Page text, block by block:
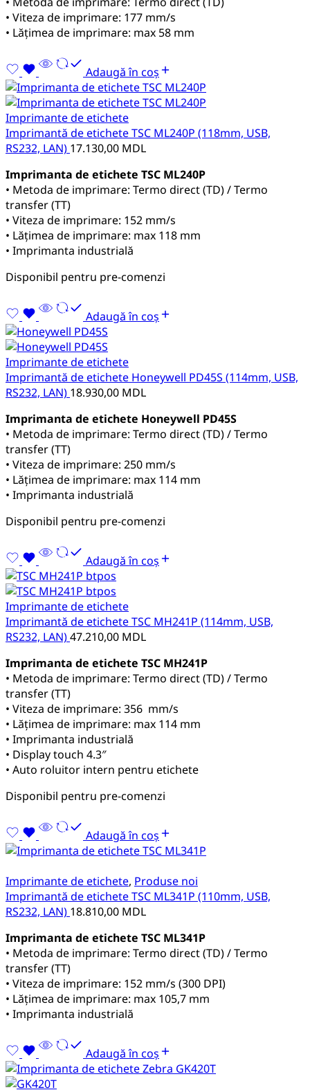
• Viteza de imprimare: 177 mm/s
• Lățimea de imprimare: max 58 mm
Adaugă în coș
Imprimante de etichete
Imprimantă de etichete TSC ML240P (118mm, USB,
RS232, LAN) 17.130,00 MDL
Imprimanta de etichete TSC ML240P
• Metoda de imprimare: Termo direct (TD) / Termo
transfer (TT)
• Viteza de imprimare: 152 mm/s
• Lățimea de imprimare: max 118 mm
• Imprimanta industrială
Disponibil pentru pre-comenzi
Adaugă în coș
Imprimante de etichete
Imprimantă de etichete Honeywell PD45S (114mm, USB,
RS232, LAN) 18.930,00 MDL
Imprimanta de etichete Honeywell PD45S
• Metoda de imprimare: Termo direct (TD) / Termo
transfer (TT)
• Viteza de imprimare: 250 mm/s
• Lățimea de imprimare: max 114 mm
• Imprimanta industrială
Disponibil pentru pre-comenzi
Adaugă în coș
Imprimante de etichete
Imprimantă de etichete TSC MH241P (114mm, USB,
RS232, LAN)47.210,00 MDL
Imprimanta de etichete TSC MH241P
• Metoda de imprimare: Termo direct (TD) / Termo
transfer (TT)
• Viteza de imprimare: 356 mm/s
• Lățimea de imprimare: max 114 mm
• Imprimanta industrială
• Display touch 4.3″
• Auto roluitor intern pentru etichete
Disponibil pentru pre-comenzi
Adaugă în coș
Imprimante de etichete, Produse noi
Imprimantă de etichete TSC ML341P (110mm, USB,
RS232, LAN) 18.810,00 MDL
Imprimanta de etichete TSC ML341P
• Metoda de imprimare: Termo direct (TD) / Termo
transfer (TT)
• Viteza de imprimare: 152 mm/s (300 DPI)
• Lățimea de imprimare: max 105,7 mm
• Imprimanta industrială
Adaugă în coș